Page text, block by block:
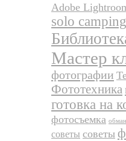
Adobe
solo camping
Мастер
фотографии
Фототехника
готовка на
фотосъемка обман
советы советы